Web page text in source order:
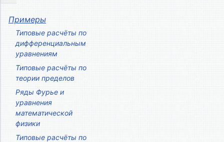
Примеры
Типовые расчёты по
дифференциальным
уравнениям
Типовые расчёты по
теории пределов
Ряды Фурье и
уравнения
математической
физики
Типовые расчёты по